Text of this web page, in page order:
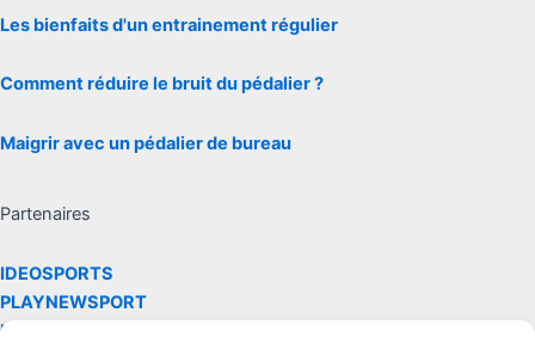
Les bienfaits d'un entrainement régulier
Comment réduire le bruit du pédalier ?
Maigrir avec un pédalier de bureau
Partenaires
IDEOSPORTS
PLAYNEWSPORT
LARENVERSE